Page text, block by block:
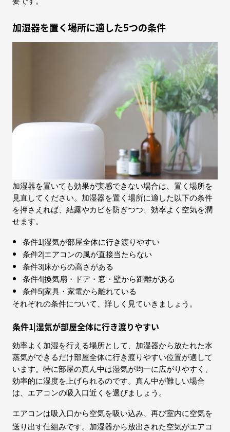
加湿器を置く場所に適した5つの条件
加湿器を置いても効果が実感できない場合は、置く場所を
見直してください。加湿器を置く場所に適した以下の条件
を押さえれば、結露やカビを防ぎつつ、効率よく空気を潤
せます。
条件1|湿気が部屋全体に行き渡りやすい
条件2|エアコンの風が直接当たらない
条件3|床からの高さがある
条件4|換気扇・ドア・窓・壁から距離がある
条件5|家具・家電から離れている
それぞれの条件について、詳しく見ていきましょう。
条件1|湿気が部屋全体に行き渡りやすい
効率よく加湿を行える場所として、加湿器から放たれた水
蒸気ができるだけ部屋全体に行き渡りやすい位置が適して
います。特に部屋の真ん中は湿気が均一に広がりやすく、
効率的に湿度を上げられるのです。真ん中が難しい場合
は、エアコンの吸入口近くを選びましょう。
エアコンは吸入口から空気を吸い込み、再び室内に空気を
送り出す仕組みです。加湿器から放出された空気がエアコ